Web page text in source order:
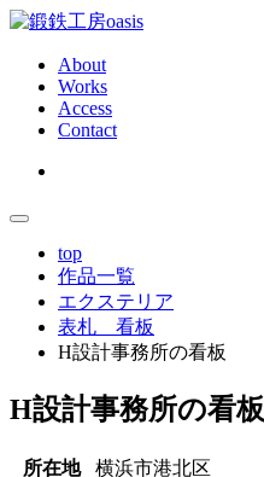
About
Works
Access
Contact
top
作品一覧
エクステリア
表札 看板
H設計事務所の看板
H
設
H設計事務所の看板
所在地
横浜市港北区